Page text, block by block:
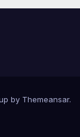
by Themeansar.